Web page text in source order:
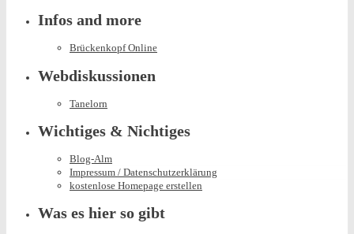
Infos and more
Brückenkopf Online
Webdiskussionen
Tanelorn
Wichtiges & Nichtiges
Blog-Alm
Impressum / Datenschutzerklärung
kostenlose Homepage erstellen
Was es hier so gibt